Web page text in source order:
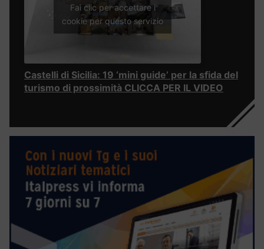
Fai clic per accettare i
cookie per questo servizio
Castelli di Sicilia: 19 ‘mini guide’ per la sfida del
turismo di prossimità CLICCA PER IL VIDEO